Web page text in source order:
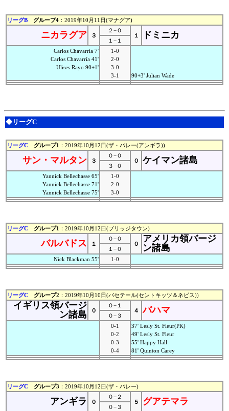
リーグB グループ4 ：2019年10月11日(マナグア)
ニカラグア ３
２−０
１
ドミニカ
１−１
Carlos Chavarría 7'
Carlos Chavarría 41'
Ulises Rayo 90+1'
1-0
2-0
3-0
3-1
90+3' Julian Wade
◆リーグC
リーグC グループ1 ：2019年10月12日(ザ・バレー(アンギラ))
サン・マルタン ３
０−０
０
ケイマン諸島
３−０
Yannick Bellechasse 65'
Yannick Bellechasse 71'
Yannick Bellechasse 75'
1-0
2-0
3-0
リーグC グループ1 ：2019年10月12日(ブリッジタウン)
バルバドス １
０−０
０
アメリカ領バージ
ン諸島
１−０
Nick Blackman 55'
1-0
リーグC グループ2 ：2019年10月10日(バセテール(セントキッツ＆ネビス))
イギリス領バージ
ン諸島
０
０−１
４
バハマ
０−３
0-1
0-2
0-3
0-4
37' Lesly St. Fleur(PK)
49' Lesly St. Fleur
55' Happy Hall
81' Quinton Carey
リーグC グループ3 ：2019年10月12日(ザ・バレー)
アンギラ ０
０−２
５
グアテマラ
０−３